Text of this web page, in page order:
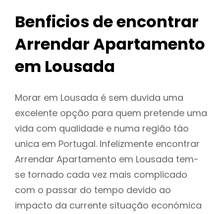
Benficios de encontrar
Arrendar Apartamento
em Lousada
Morar em Lousada é sem duvida uma
excelente opção para quem pretende uma
vida com qualidade e numa região táo
unica em Portugal. Infelizmente encontrar
Arrendar Apartamento em Lousada tem-
se tornado cada vez mais complicado
com o passar do tempo devido ao
impacto da currente situação económica